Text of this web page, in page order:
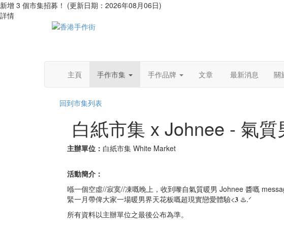
新增 3 個市集招募！ (更新日期：2026年08月06日)
詳情
主頁
手作市集 手作品牌 文章 最新消息 關
回到市集列表
白紙市集 x Johnee - 氣質
主辦單位： 白紙市集 White Market
活動簡介：
喺一個空虛//寂寞//凍嘅晚上，收到嚟自氣質暖男 Johnee 醬嘅
緊一月帶俾大家一場暖男界天花板嘅超現實戀愛體驗<𝟑 ♨️.ᐟ
所有資料以主辦單位之最後公布為準。